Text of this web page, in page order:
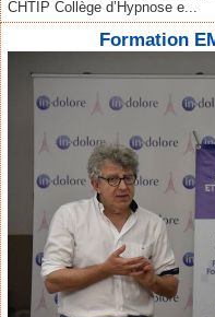
CHTIP Collège d’Hypnose e...
Formation